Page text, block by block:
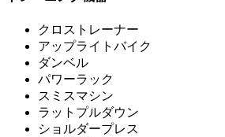
クロストレーナー
アップライトバイク
ダンベル
パワーラック
スミスマシン
ラットプルダウン
ショルダープレス